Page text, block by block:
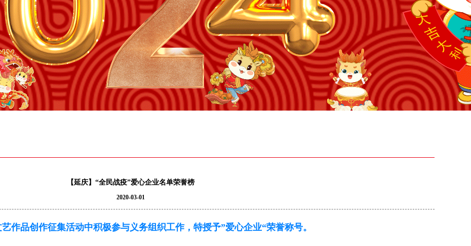
【延庆】“全民战疫”爱心企业名单荣誉榜
2020-03-01
品创作征集活动中积极参与义务组织工作，特授予”爱心企业“荣誉称号。